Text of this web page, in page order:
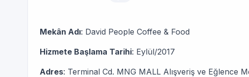
Mekân Adı: David People Coffee & Food
Hizmete Başlama Tarihi: Eylül/2017
Adres: Terminal Cd. MNG MALL Alışveriş ve Eğlence